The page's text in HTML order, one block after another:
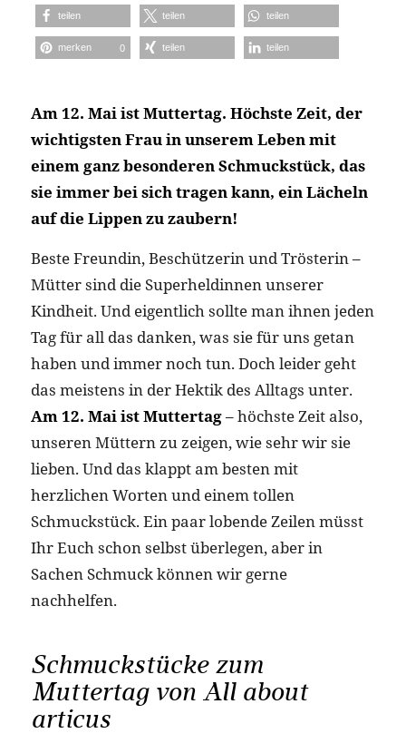
teilen teilen teilen
merken 0 teilen teilen
Am 12. Mai ist Muttertag. Höchste Zeit, der
wichtigsten Frau in unserem Leben mit
einem ganz besonderen Schmuckstück, das
sie immer bei sich tragen kann, ein Lächeln
auf die Lippen zu zaubern!
Beste Freundin, Beschützerin und Trösterin –
Mütter sind die Superheldinnen unserer
Kindheit. Und eigentlich sollte man ihnen jeden
Tag für all das danken, was sie für uns getan
haben und immer noch tun. Doch leider geht
das meistens in der Hektik des Alltags unter.
Am 12. Mai ist Muttertag– höchste Zeit also,
unseren Müttern zu zeigen, wie sehr wir sie
lieben. Und das klappt am besten mit
herzlichen Worten und einem tollen
Schmuckstück. Ein paar lobende Zeilen müsst
Ihr Euch schon selbst überlegen, aber in
Sachen Schmuck können wir gerne
nachhelfen.
Schmuckstücke zum
Muttertag von All about
articus